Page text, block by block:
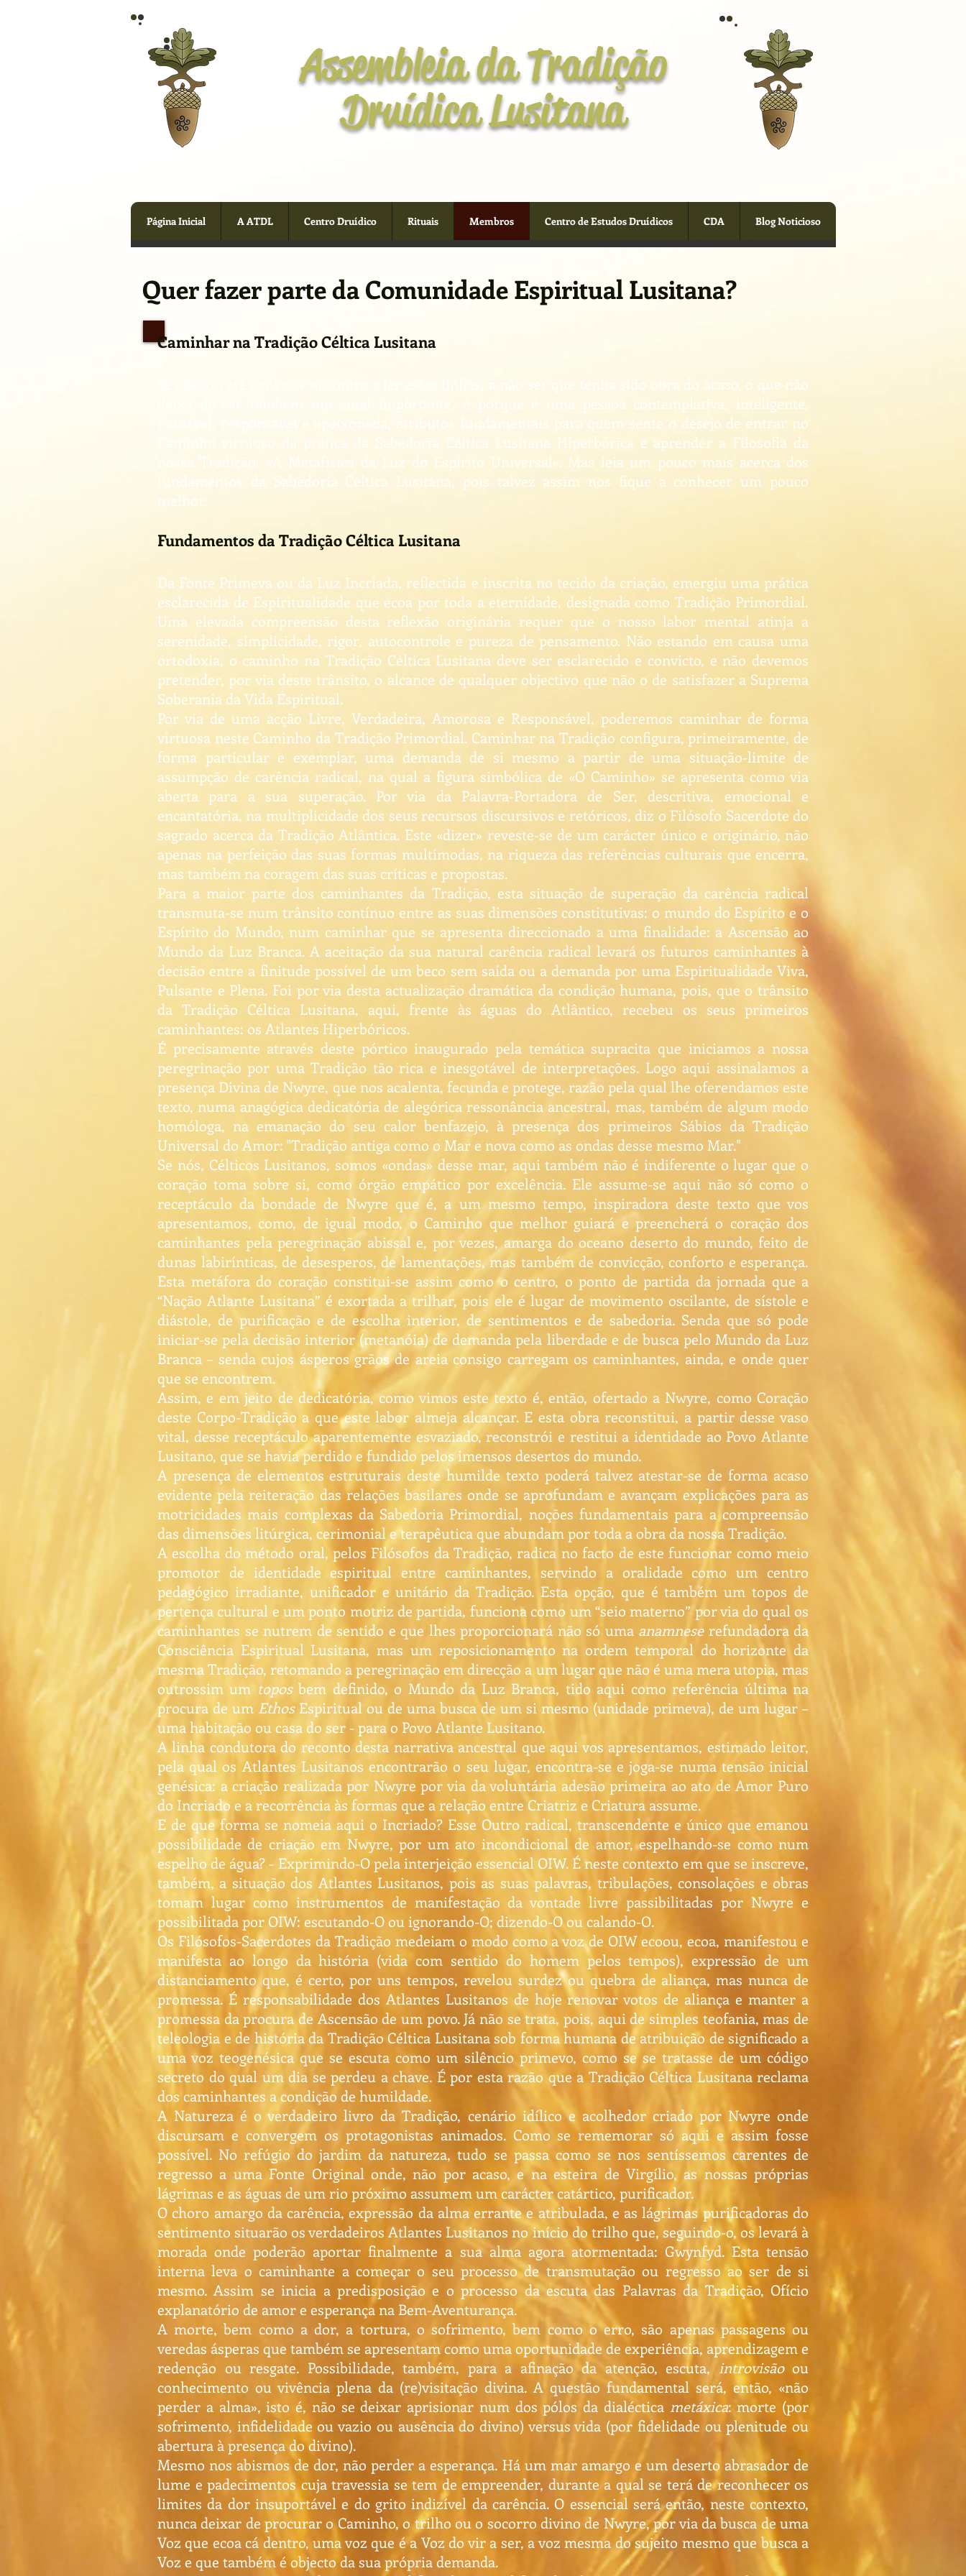
Assembleia da Tradição
Druídica Lusitana
Página Inicial A ATDL Centro Druídico Rituais Membros Centro de Estudos Druídicos CDA Blog Noticioso
Quer fazer parte da Comunidade Espiritual Lusitana?
Caminhar na Tradição Céltica Lusitana
Se chegou até aqui e se encontra a ler estas linhas, a não ser que tenha sido obra do acaso, o que não
deixa de ser também um sinal importante, é porque é uma pessoa contemplativa, inteligente,
razoável, responsável e apaixonada, atributos fundamentais para quem sente o desejo de entrar no
Caminho virtuoso da prática da Sabedoria Céltica Lusitana Hiperbórica e aprender a Filosofia da
nossa Tradição: «A Metafísica da Luz do Espírito Universal». Mas leia um pouco mais acerca dos
fundamentos da Sabedoria Céltica Lusitana, pois talvez assim nos fique a conhecer um pouco
melhor.
Fundamentos da Tradição Céltica Lusitana
Da Fonte Primeva ou da Luz Incriada, reflectida e inscrita no tecido da criação, emergiu uma prática
esclarecida de Espiritualidade que ecoa por toda a eternidade, designada como Tradição Primordial.
Uma elevada compreensão desta reflexão originária requer que o nosso labor mental atinja a
serenidade, simplicidade, rigor, autocontrole e pureza de pensamento. Não estando em causa uma
ortodoxia, o caminho na Tradição Céltica Lusitana deve ser esclarecido e convicto, e não devemos
pretender, por via deste trânsito, o alcance de qualquer objectivo que não o de satisfazer a Suprema
Soberania da Vida Espiritual.
Por via de uma acção Livre, Verdadeira, Amorosa e Responsável, poderemos caminhar de forma
virtuosa neste Caminho da Tradição Primordial. Caminhar na Tradição configura, primeiramente, de
forma particular e exemplar, uma demanda de si mesmo a partir de uma situação-limite de
assumpção de carência radical, na qual a figura simbólica de «O Caminho» se apresenta como via
aberta para a sua superação. Por via da Palavra-Portadora de Ser, descritiva, emocional e
encantatória, na multiplicidade dos seus recursos discursivos e retóricos, diz o Filósofo Sacerdote do
sagrado acerca da Tradição Atlântica. Este «dizer» reveste-se de um carácter único e originário, não
apenas na perfeição das suas formas multímodas, na riqueza das referências culturais que encerra,
mas também na coragem das suas críticas e propostas.
Para a maior parte dos caminhantes da Tradição, esta situação de superação da carência radical
transmuta-se num trânsito contínuo entre as suas dimensões constitutivas: o mundo do Espírito e o
Espírito do Mundo, num caminhar que se apresenta direccionado a uma finalidade: a Ascensão ao
Mundo da Luz Branca. A aceitação da sua natural carência radical levará os futuros caminhantes à
decisão entre a finitude possível de um beco sem saída ou a demanda por uma Espiritualidade Viva,
Pulsante e Plena. Foi por via desta actualização dramática da condição humana, pois, que o trânsito
da Tradição Céltica Lusitana, aqui, frente às águas do Atlântico, recebeu os seus primeiros
caminhantes: os Atlantes Hiperbóricos.
É precisamente através deste pórtico inaugurado pela temática supracita que iniciamos a nossa
peregrinação por uma Tradição tão rica e inesgotável de interpretações. Logo aqui assinalamos a
presença Divina de Nwyre, que nos acalenta, fecunda e protege, razão pela qual lhe oferendamos este
texto, numa anagógica dedicatória de alegórica ressonância ancestral, mas, também de algum modo
homóloga, na emanação do seu calor benfazejo, à presença dos primeiros Sábios da Tradição
Universal do Amor: "Tradição antiga como o Mar e nova como as ondas desse mesmo Mar."
Se nós, Célticos Lusitanos, somos «ondas» desse mar, aqui também não é indiferente o lugar que o
coração toma sobre si, como órgão empático por excelência. Ele assume-se aqui não só como o
receptáculo da bondade de Nwyre que é, a um mesmo tempo, inspiradora deste texto que vos
apresentamos, como, de igual modo, o Caminho que melhor guiará e preencherá o coração dos
caminhantes pela peregrinação abissal e, por vezes, amarga do oceano deserto do mundo, feito de
dunas labirínticas, de desesperos, de lamentações, mas também de convicção, conforto e esperança.
Esta metáfora do coração constitui-se assim como o centro, o ponto de partida da jornada que a
“Nação Atlante Lusitana” é exortada a trilhar, pois ele é lugar de movimento oscilante, de sístole e
diástole, de purificação e de escolha interior, de sentimentos e de sabedoria. Senda que só pode
iniciar-se pela decisão interior (metanóia) de demanda pela liberdade e de busca pelo Mundo da Luz
Branca – senda cujos ásperos grãos de areia consigo carregam os caminhantes, ainda, e onde quer
que se encontrem.
Assim, e em jeito de dedicatória, como vimos este texto é, então, ofertado a Nwyre, como Coração
deste Corpo-Tradição a que este labor almeja alcançar. E esta obra reconstitui, a partir desse vaso
vital, desse receptáculo aparentemente esvaziado, reconstrói e restitui a identidade ao Povo Atlante
Lusitano, que se havia perdido e fundido pelos imensos desertos do mundo.
A presença de elementos estruturais deste humilde texto poderá talvez atestar-se de forma acaso
evidente pela reiteração das relações basilares onde se aprofundam e avançam explicações para as
motricidades mais complexas da Sabedoria Primordial, noções fundamentais para a compreensão
das dimensões litúrgica, cerimonial e terapêutica que abundam por toda a obra da nossa Tradição.
A escolha do método oral, pelos Filósofos da Tradição, radica no facto de este funcionar como meio
promotor de identidade espiritual entre caminhantes, servindo a oralidade como um centro
pedagógico irradiante, unificador e unitário da Tradição. Esta opção, que é também um topos de
pertença cultural e um ponto motriz de partida, funciona como um “seio materno” por via do qual os
caminhantes se nutrem de sentido e que lhes proporcionará não só uma anamneserefundadora da
Consciência Espiritual Lusitana, mas um reposicionamento na ordem temporal do horizonte da
mesma Tradição, retomando a peregrinação em direcção a um lugar que não é uma mera utopia, mas
outrossim um toposbem definido, o Mundo da Luz Branca, tido aqui como referência última na
procura de um Ethos Espiritual ou de uma busca de um si mesmo (unidade primeva), de um lugar –
uma habitação ou casa do ser - para o Povo Atlante Lusitano.
A linha condutora do reconto desta narrativa ancestral que aqui vos apresentamos, estimado leitor,
pela qual os Atlantes Lusitanos encontrarão o seu lugar, encontra-se e joga-se numa tensão inicial
genésica: a criação realizada por Nwyre por via da voluntária adesão primeira ao ato de Amor Puro
do Incriado e a recorrência às formas que a relação entre Criatriz e Criatura assume.
E de que forma se nomeia aqui o Incriado? Esse Outro radical, transcendente e único que emanou
possibilidade de criação em Nwyre, por um ato incondicional de amor, espelhando-se como num
espelho de água? - Exprimindo-O pela interjeição essencial OIW. É neste contexto em que se inscreve,
também, a situação dos Atlantes Lusitanos, pois as suas palavras, tribulações, consolações e obras
tomam lugar como instrumentos de manifestação da vontade livre passibilitadas por Nwyre e
possibilitada por OIW: escutando-O ou ignorando-O; dizendo-O ou calando-O.
Os Filósofos-Sacerdotes da Tradição medeiam o modo como a voz de OIW ecoou, ecoa, manifestou e
manifesta ao longo da história (vida com sentido do homem pelos tempos), expressão de um
distanciamento que, é certo, por uns tempos, revelou surdez ou quebra de aliança, mas nunca de
promessa. É responsabilidade dos Atlantes Lusitanos de hoje renovar votos de aliança e manter a
promessa da procura de Ascensão de um povo. Já não se trata, pois, aqui de simples teofania, mas de
teleologia e de história da Tradição Céltica Lusitana sob forma humana de atribuição de significado a
uma voz teogenésica que se escuta como um silêncio primevo, como se se tratasse de um código
secreto do qual um dia se perdeu a chave. É por esta razão que a Tradição Céltica Lusitana reclama
dos caminhantes a condição de humildade.
A Natureza é o verdadeiro livro da Tradição, cenário idílico e acolhedor criado por Nwyre onde
discursam e convergem os protagonistas animados. Como se rememorar só aqui e assim fosse
possível. No refúgio do jardim da natureza, tudo se passa como se nos sentíssemos carentes de
regresso a uma Fonte Original onde, não por acaso, e na esteira de Virgílio, as nossas próprias
lágrimas e as águas de um rio próximo assumem um carácter catártico, purificador.
O choro amargo da carência, expressão da alma errante e atribulada, e as lágrimas purificadoras do
sentimento situarão os verdadeiros Atlantes Lusitanos no início do trilho que, seguindo-o, os levará à
morada onde poderão aportar finalmente a sua alma agora atormentada: Gwynfyd. Esta tensão
interna leva o caminhante a começar o seu processo de transmutação ou regresso ao ser de si
mesmo. Assim se inicia a predisposição e o processo da escuta das Palavras da Tradição, Ofício
explanatório de amor e esperança na Bem-Aventurança.
A morte, bem como a dor, a tortura, o sofrimento, bem como o erro, são apenas passagens ou
veredas ásperas que também se apresentam como uma oportunidade de experiência, aprendizagem e
redenção ou resgate. Possibilidade, também, para a afinação da atenção, escuta, introvisãoou
conhecimento ou vivência plena da (re)visitação divina. A questão fundamental será, então, «não
perder a alma», isto é, não se deixar aprisionar num dos pólos da dialéctica metáxica: morte (por
sofrimento, infidelidade ou vazio ou ausência do divino) versus vida (por fidelidade ou plenitude ou
abertura à presença do divino).
Mesmo nos abismos de dor, não perder a esperança. Há um mar amargo e um deserto abrasador de
lume e padecimentos cuja travessia se tem de empreender, durante a qual se terá de reconhecer os
limites da dor insuportável e do grito indizível da carência. O essencial será então, neste contexto,
nunca deixar de procurar o Caminho, o trilho ou o socorro divino de Nwyre, por via da busca de uma
Voz que ecoa cá dentro, uma voz que é a Voz do vir a ser, a voz mesma do sujeito mesmo que busca a
Voz e que também é objecto da sua própria demanda.